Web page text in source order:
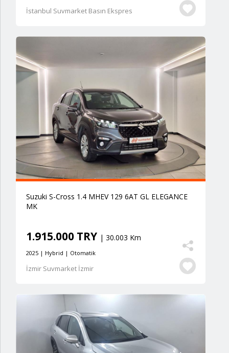
İstanbul Suvmarket Basın Ekspres
Suzuki S-Cross 1.4 MHEV 129 6AT GL ELEGANCE
MK
1.915.000 TRY | 30.003 Km
2025 | Hybrid | Otomatik
İzmir Suvmarket İzmir